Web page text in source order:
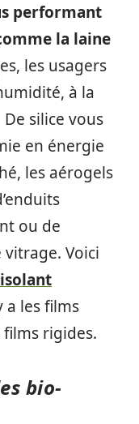
performant
la laine
les usagers
à la
silice vous
en énergie
les aérogels
ou de
Voici
a les films
films rigides.
bio-